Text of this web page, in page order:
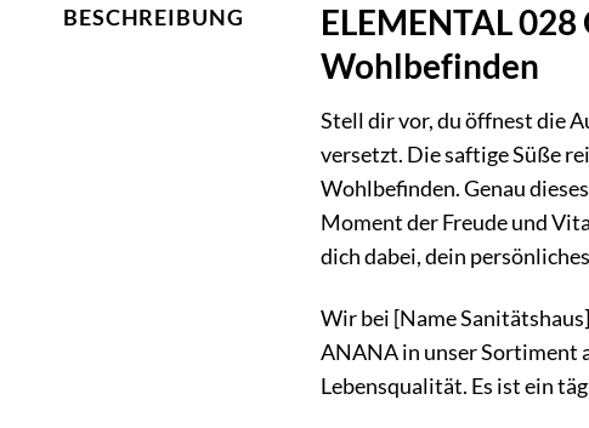
BESCHREIBUNG
ELEMENTAL
Wohlbefinden
Stell dir vor, du öffnest die
versetzt. Die saftige Süße
Wohlbefinden. Genau
Moment der Freude und
dich dabei, dein
Wir bei [Name
ANANA in unser Sortiment
Lebensqualität. Es ist ein